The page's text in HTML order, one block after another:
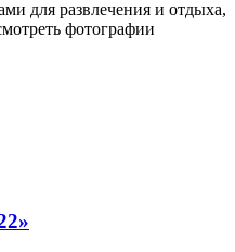
для развлечения и отдыха,
фотографии